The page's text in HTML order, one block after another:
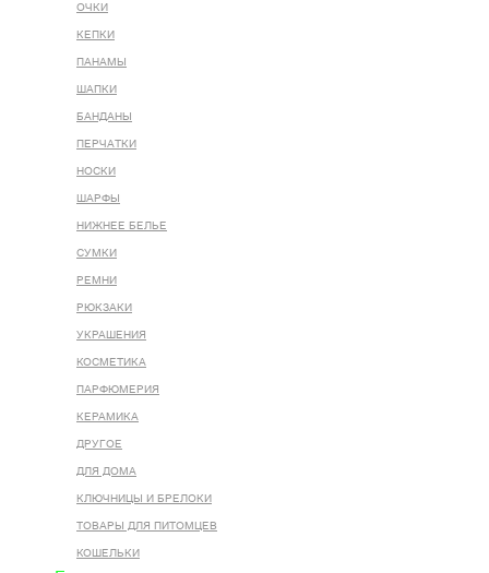
ОЧКИ
КЕПКИ
ПАНАМЫ
ШАПКИ
БАНДАНЫ
ПЕРЧАТКИ
НОСКИ
ШАРФЫ
НИЖНЕЕ БЕЛЬЕ
СУМКИ
РЕМНИ
РЮКЗАКИ
УКРАШЕНИЯ
КОСМЕТИКА
ПАРФЮМЕРИЯ
КЕРАМИКА
ДРУГОЕ
ДЛЯ ДОМА
КЛЮЧНИЦЫ И БРЕЛОКИ
ТОВАРЫ ДЛЯ ПИТОМЦЕВ
КОШЕЛЬКИ